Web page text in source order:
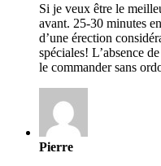
Si je veux être le
avant. 25-30 minutes
d’une érection
spéciales! L’absence
le commander sans
Pierre